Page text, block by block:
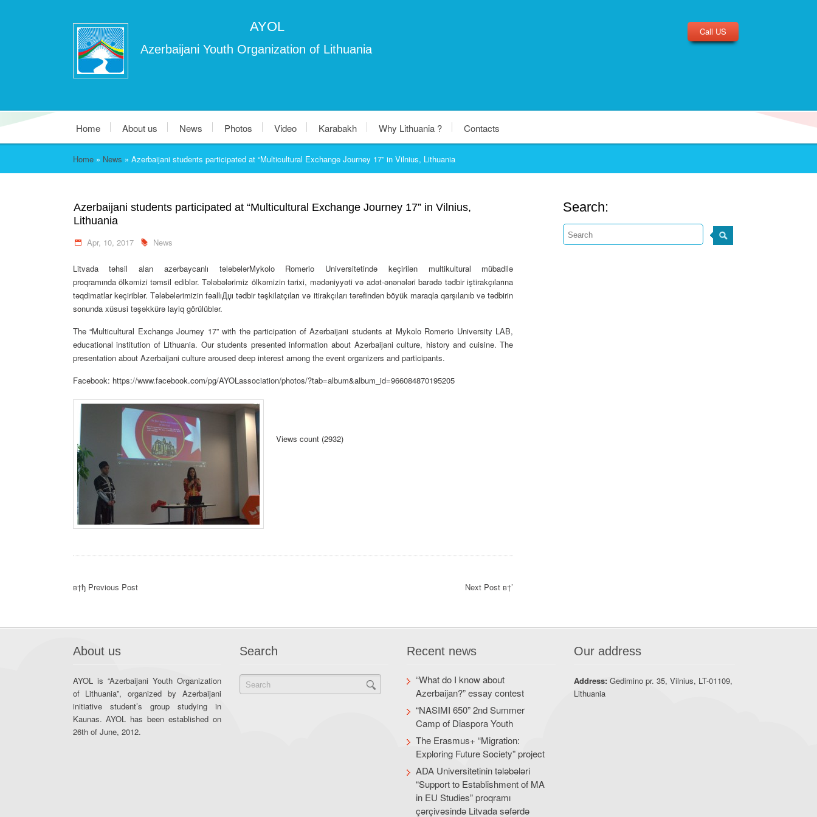
AYOL
Azerbaijani Youth Organization of Lithuania
Call US
Home About us News Photos Video Karabakh Why Lithuania ? Contacts
Home» News » Azerbaijani students participated at “Multicultural Exchange Journey 17” in Vilnius, Lithuania
Azerbaijani students participated at “Multicultural Exchange Journey 17” in Vilnius,
Lithuania
Apr, 10, 2017 News
Litvada təhsil alan azərbaycanlı tələbələrMykolo Romerio Universitetində keçirilən multikultural mübadilə
proqramındaölkəmizi təmsil ediblər. Tələbələrimiz ölkəmizin tarixi, mədəniyyəti və adət-ənənələri barədə tədbir iştirakçılarına
təqdimatlar keçiriblər. Tələbələrimizin fəallıДџı tədbir təşkilatçıları və itirakçıları tərəfindən böyük maraqla qarşılanıb və tədbirin
sonunda xüsusi təşəkkürə layiq görülüblər.
The “Multicultural Exchange Journey 17” with the participation of Azerbaijani students at Mykolo Romerio University LAB,
educational institution of Lithuania. Our students presented information about Azerbaijani culture, history and cuisine. The
presentation about Azerbaijani culture aroused deep interest among the event organizers and participants.
Facebook: https://www.facebook.com/pg/AYOLassociation/photos/?tab=album&album_id=966084870195205
Views count (2932)
в†ђ Previous Post Next Post в†’
Search:
About us
AYOL is “Azerbaijani Youth Organization
of Lithuania”, organized by Azerbaijani
initiative student’s group studying in
Kaunas. AYOL has been established on
26th of June, 2012.
Search Recent news
“What do I know about
Azerbaijan?” essay contest
“NASIMI 650” 2nd Summer
Camp of Diaspora Youth
The Erasmus+ “Migration:
Exploring Future Society” project
ADA Universitetinin tələbələri
“Support to Establishment of MA
in EU Studies” proqramı
çərçivəsində Litvada səfərdə
Our address
Address: Gedimino pr. 35, Vilnius, LT-01109,
Lithuania